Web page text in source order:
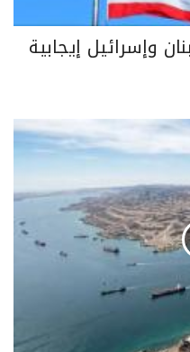
وإسرائيل إيجابية